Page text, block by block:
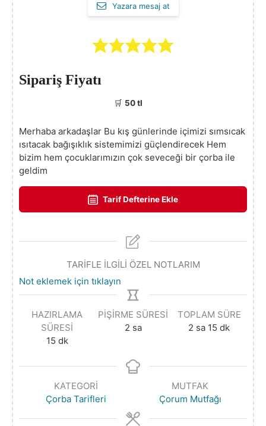
Yazara mesaj at
Sipariş Fiyatı
🛒 50 tl
Merhaba arkadaşlar Bu kış günlerinde içimizi sımsıcak
ısıtacak bağışıklık sistemimizi güçlendirecek Hem
bizim hem çocuklarımızın çok seveceği bir çorba ile
geldim
Tarif Defterine Ekle
TARİFLE İLGİLİ ÖZEL NOTLARIM
Not eklemek için tıklayın
HAZIRLAMA
SÜRESI
15 dk
PIŞIRME SÜRESI
2 sa
TOPLAM SÜRE
2 sa 15 dk
KATEGORI
Çorba Tarifleri
MUTFAK
Çorum Mutfağı